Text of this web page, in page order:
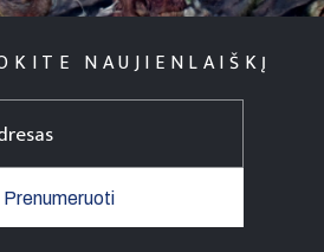
NAUJIENLAIŠKĮ
Prenumeruoti